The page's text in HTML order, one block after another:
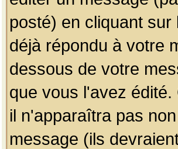
posté) en cliquant sur
déjà répondu à votre
dessous de votre
que vous l'avez
il n'apparaîtra pas
message (ils